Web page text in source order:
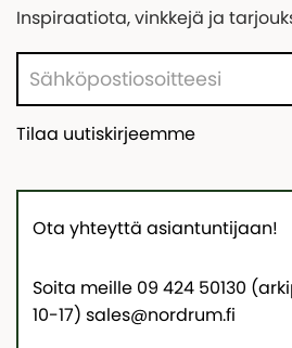
Inspiraatiota, vinkkejä ja
Tilaa uutiskirjeemme
Ota yhteyttä asiantuntijaan!
Soita meille 09 424 50130
10-17) sales@nordrum.fi